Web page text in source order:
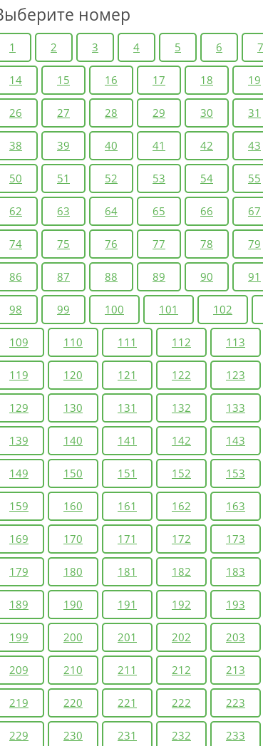
номер
1 2 3 4 5 6 7
14 15 16 17 18 19
26 27 28 29 30 31
38 39 40 41 42 43
50 51 52 53 54 55
62 63 64 65 66 67
74 75 76 77 78 79
86 87 88 89 90 91
98 99 100 101 102
109 110 111 112 113
119 120 121 122 123
129 130 131 132 133
139 140 141 142 143
149 150 151 152 153
159 160 161 162 163
169 170 171 172 173
179 180 181 182 183
189 190 191 192 193
199 200 201 202 203
209 210 211 212 213
219 220 221 222 223
229 230 231 232 233